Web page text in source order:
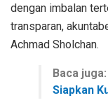
dengan imbalan
transparan,
Achmad Sholchan.
Baca juga:
Siapkan